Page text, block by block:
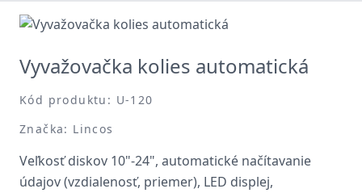
Vyvažovačka kolies automatická
Kód produktu: U-120
Značka: Lincos
Veľkosť diskov 10"-24", automatické načítavanie
údajov (vzdialenosť, priemer), LED displej,